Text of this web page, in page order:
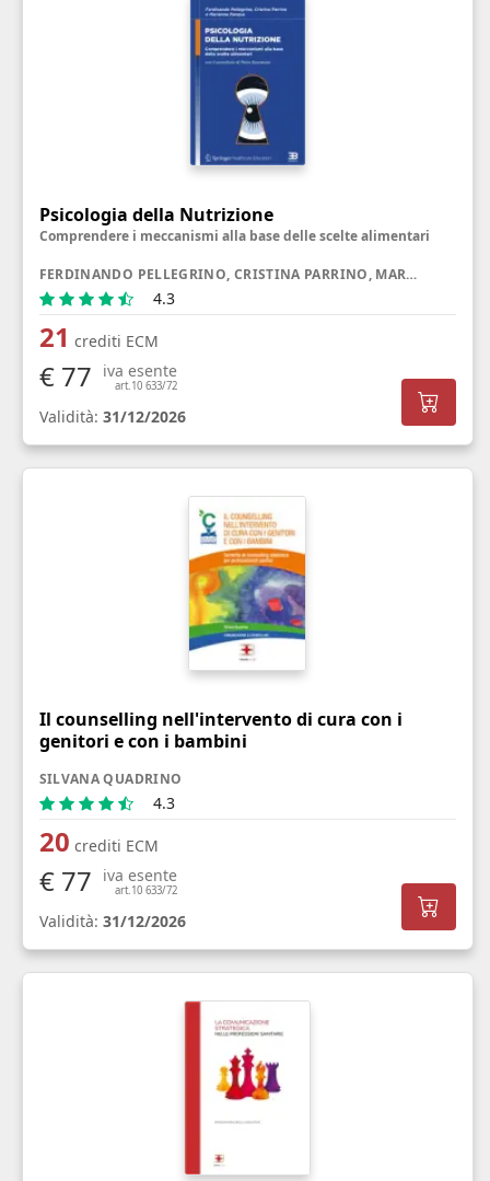
Psicologia della Nutrizione
Comprendere i meccanismi alla base delle scelte alimentari
FERDINANDO PELLEGRINO, CRISTINA PARRINO, MARIANNA PASQUA
4.3
21 crediti ECM
€ 77 iva esente
art.10 633/72
Validità: 31/12/2026
Il counselling nell'intervento di cura con i
genitori e con i bambini
SILVANA QUADRINO
4.3
20 crediti ECM
€ 77 iva esente
art.10 633/72
Validità: 31/12/2026